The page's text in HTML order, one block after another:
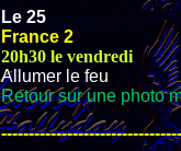
Le 25
France 2
20h30 le vendredi
Allumer le feu
Retour sur une photo